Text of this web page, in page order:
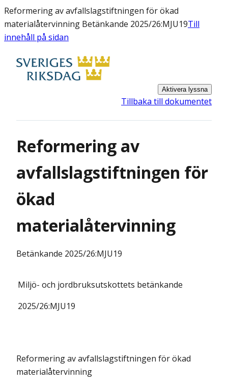
Reformering av avfallslagstiftningen för ökad
materialåtervinning Betänkande 2025/26:MJU19Till
innehåll på sidan
Aktivera lyssna
Tillbaka till dokumentet
Reformering av
avfallslagstiftningen för
ökad
materialåtervinning
Betänkande 2025/26:MJU19
Miljö- och jordbruksutskottets betänkande
2025/26:MJU19
Reformering av avfallslagstiftningen för ökad
materialåtervinning